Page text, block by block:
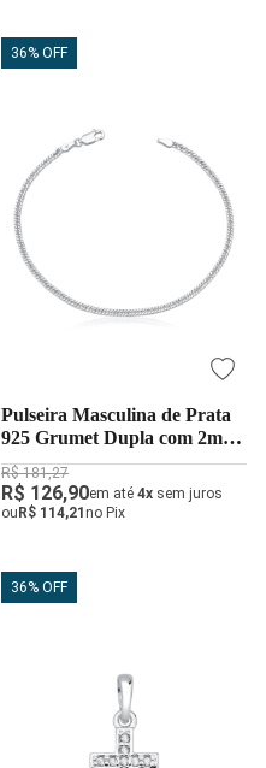
36% OFF
Pulseira Masculina de Prata
925 Grumet Dupla com 2mm
e 21cm
R$ 181,27
R$ 126,90em até 4x sem juros
ou R$ 114,21 no Pix
36% OFF